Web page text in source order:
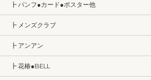
┣ パンフ●カード●ポスター他
┣ メンズクラブ
┣ アンアン
┣ 花椿●BELL